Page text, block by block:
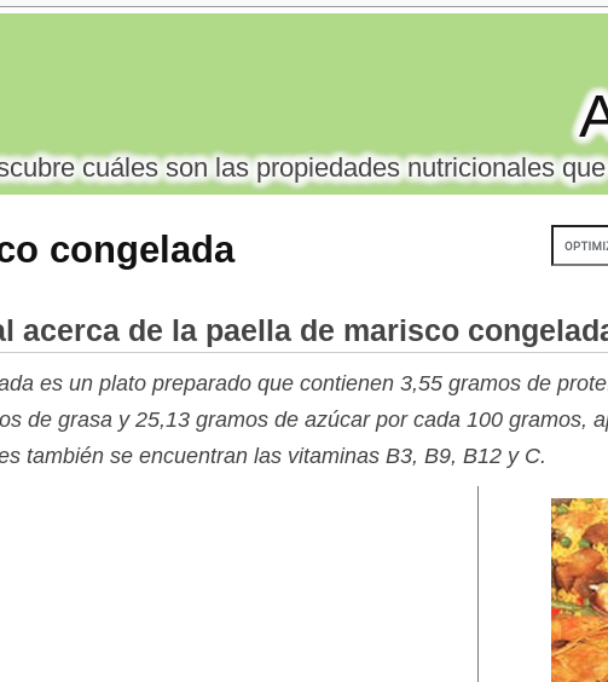
congelada
cuáles son las propiedades nutricionales
acerca de la paella de marisco
es un plato preparado que contienen 3,55 gramos de
de grasa y 25,13 gramos de azúcar por cada 100 gramos,
también se encuentran las vitaminas B3, B9, B12 y C.